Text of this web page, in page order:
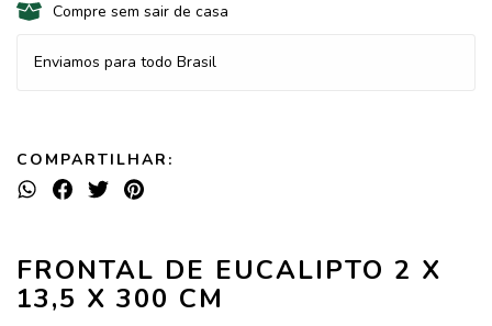
Compre sem sair de casa
Enviamos para todo Brasil
COMPARTILHAR:
FRONTAL DE EUCALIPTO 2 X
13,5 X 300 CM